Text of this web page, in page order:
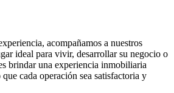
acompañamos a nuestros
ideal para vivir, desarrollar su negocio o
brindar una experiencia inmobiliaria
cada operación sea satisfactoria y